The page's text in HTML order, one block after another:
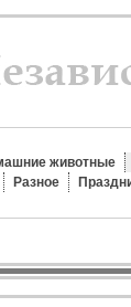
животные
Разное